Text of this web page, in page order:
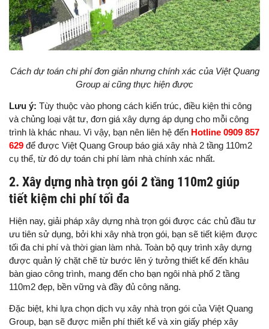
Cách dự toán chi phí đơn giản nhưng chính xác của Việt Quang
Group ai cũng thực hiện được
Lưu ý: Tùy thuộc vào phong cách kiến trúc, điều kiện thi công
và chủng loại vật tư, đơn giá xây dựng áp dụng cho mỗi công
trình là khác nhau. Vì vậy, bạn nên liên hệ đến Hotline 0909 857
629 để được Việt Quang Group báo giá xây nhà 2 tầng 110m2
cụ thể, từ đó dự toán chi phí làm nhà chính xác nhất.
2. Xây dựng nhà trọn gói 2 tầng 110m2 giúp
tiết kiệm chi phí tối đa
Hiện nay, giải pháp xây dựng nhà trọn gói được các chủ đầu tư
ưu tiên sử dụng, bởi khi xây nhà trọn gói, bạn sẽ tiết kiệm được
tối đa chi phí và thời gian làm nhà. Toàn bộ quy trình xây dựng
được quản lý chặt chẽ từ bước lên ý tưởng thiết kế đến khâu
bàn giao công trình, mang đến cho bạn ngôi nhà phố 2 tầng
110m2 đẹp, bền vững và đầy đủ công năng.
Đặc biệt, khi lựa chọn dịch vụ xây nhà trọn gói của Việt Quang
Group, bạn sẽ được miễn phí thiết kế và xin giấy phép xây